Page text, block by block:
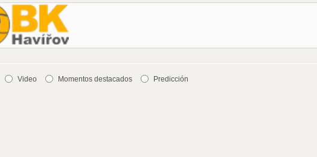
Video Momentos destacados Predicción